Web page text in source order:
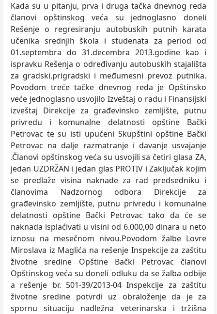
Kada su u pitanju, prva i druga tačka dnevnog reda
članovi opštinskog veća su jednoglasno doneli
Rešenje o regresiranju autobuskih putnih karata
učenika srednjih škola i studenata za period od
01.septembra do 31.decembra 2013.godine kao i
ispravku Rešenja o određivanju autobuskih stajališta
za gradski,prigradski i međumesni prevoz putnika.
Povodom treće tačke dnevnog reda je Opštinsko
veće jednoglasno usvojilo Izveštaj o radu i Finansijski
izveštaj Direkcije za građevinsko zemljište, putnu
privredu i komunalne delatnosti opštine Bački
Petrovac te su isti upućeni Skupštini opštine Bački
Petrovac na dalje razmatranje i davanje usvajanje
.Članovi opštinskog veća su usvojili sa četiri glasa ZA,
jedan UZDRŽAN i jedan glas PROTIV i Zaključak kojim
se predlaže visina naknade za rad predsedniku i
članovima Nadzornog odbora Direkcije za
građevinsko zemljište, putnu privredu i komunalne
delatnosti opštine Bački Petrovac tako da će se
naknada isplaćivati u visini od 6.000,00 dinara u neto
iznosu na mesečnom nivou.Povodom žalbe Lovre
Miroslava iz Maglića na rešenje Inspekcije za zaštitu
životne sredine Opštine Bački Petrovac članovi
Opštinskog veća su doneli odluku da se žalba odbije
a rešenje br. 501-39/2013-04 Inspekcije za zaštitu
životne sredine potvrdi uz obraloženje da je za
spornu situaciju nadležna veterinarska i tržišna